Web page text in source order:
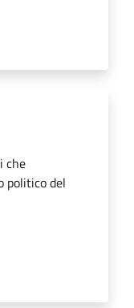
che
politico del